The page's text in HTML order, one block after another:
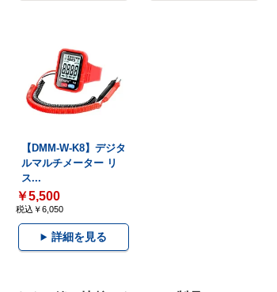
【DMM-W-K8】デジタ
ルマルチメーター リ
ス...
￥5,500
税込￥6,050
詳細を見る